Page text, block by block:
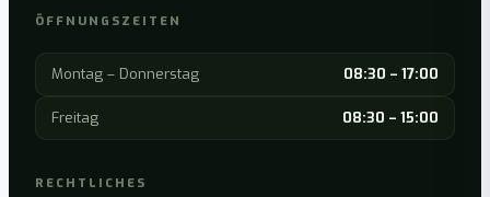
ÖFFNUNGSZEITEN
Montag – Donnerstag 08:30 – 17:00
Freitag 08:30 – 15:00
RECHTLICHES